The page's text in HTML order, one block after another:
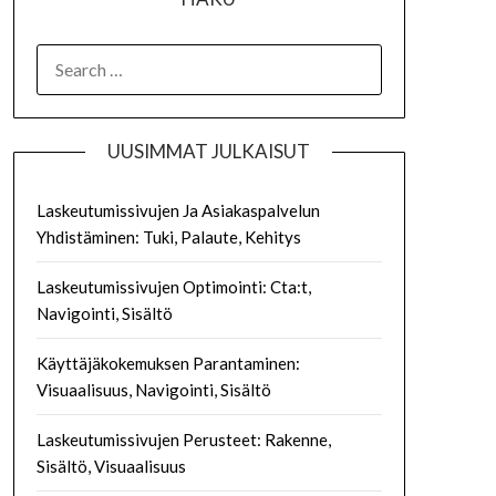
FOR:
UUSIMMAT JULKAISUT
Laskeutumissivujen Ja Asiakaspalvelun
Yhdistäminen: Tuki, Palaute, Kehitys
Laskeutumissivujen Optimointi: Cta:t,
Navigointi, Sisältö
Käyttäjäkokemuksen Parantaminen:
Visuaalisuus, Navigointi, Sisältö
Laskeutumissivujen Perusteet: Rakenne,
Sisältö, Visuaalisuus